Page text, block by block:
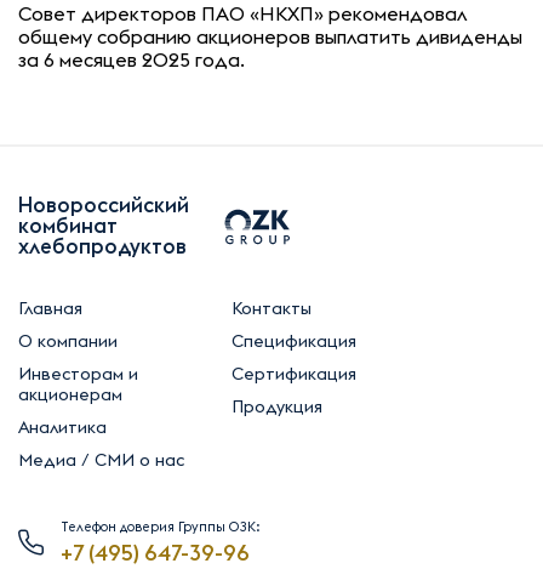
Совет директоров ПАО «НКХП» рекомендовал
общему собранию акционеров выплатить дивиденды
за 6 месяцев 2025 года.
Новороссийский
комбинат
хлебопродуктов
Главная
О компании
Инвесторам и
акционерам
Аналитика
Медиа / СМИ о нас
Контакты
Спецификация
Сертификация
Продукция
Телефон доверия Группы ОЗК:
+7 (495) 647-39-96